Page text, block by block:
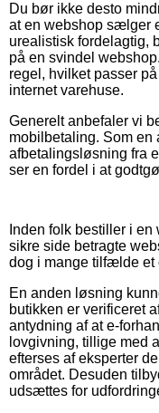
Du bør ikke desto
at en webshop sælger
urealistisk fordelagtig,
på en svindel
regel, hvilket passer
internet varehuse.
Generelt anbefaler vi
mobilbetaling. Som en
afbetalingsløsning fra
ser en fordel i at
Inden folk bestiller i
sikre side betragte
dog i mange tilfælde et
En anden løsning
butikken er verificeret
antydning af at e-
lovgivning, tillige med
efterses af eksperter
området. Desuden
udsættes for